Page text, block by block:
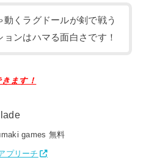
動くラグドールが剣で戦う
ョンはハマる面白さです！
ます！
games 無料
プリーチ